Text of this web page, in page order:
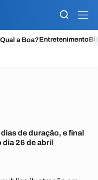
Qual a Boa?Entretenimento
de duração, e final
dia 26 de abril